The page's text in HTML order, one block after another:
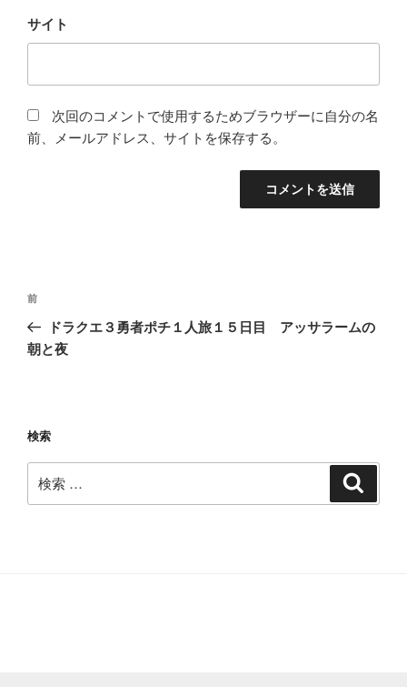
サイト
次回のコメントで使用するためブラウザーに自分の名
前、メールアドレス、サイトを保存する。
投
ナ
シ
ョ
ン
過
去
の
前
ドラクエ３勇者ポチ１人旅１５日目 アッサラームの
朝と夜
検索
索: